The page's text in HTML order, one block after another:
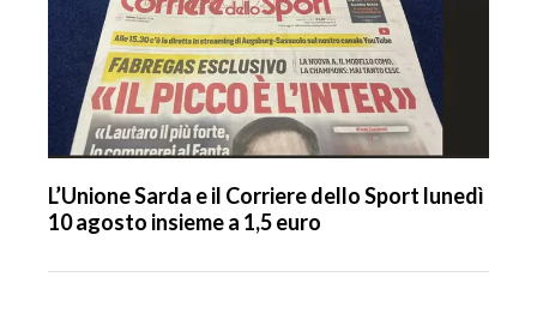
L’Unione Sarda e il Corriere dello Sport lunedì
10 agosto insieme a 1,5 euro